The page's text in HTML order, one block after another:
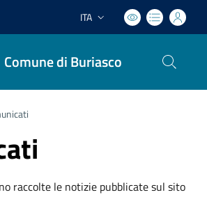
Lingua attiva:
ITA
Comune di Buriasco
raccolte le notizie pubblicate sul sito